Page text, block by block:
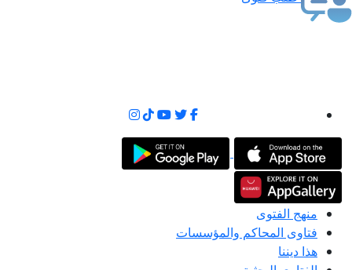
منهج الفتوى
فتاوى المحاكم والمؤسسات
هذا ديننا